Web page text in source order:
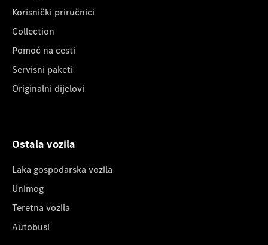
Korisnički priručnici
Collection
Pomoć na cesti
Servisni paketi
Originalni dijelovi
Ostala vozila
Laka gospodarska vozila
Unimog
Teretna vozila
Autobusi